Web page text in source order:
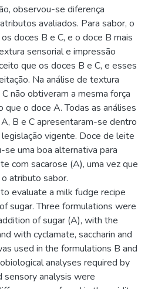
observou-se diferença
avaliados. Para sabor, o
doces B e C, e o doce B mais
sensorial e impressão
que os doces B e C, e esses
Na análise de textura
não obtiveram a mesma força
que o doce A. Todas as análises
B e C apresentaram-se dentro
vigente. Doce de leite
uma boa alternativa para
com sacarose (A), uma vez que
atributo sabor.
evaluate a milk fudge recipe
sugar. Three formulations were
of sugar (A), with the
with cyclamate, saccharin and
used in the formulations B and
analyses required by
sensory analysis were